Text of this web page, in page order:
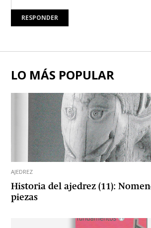
RESPONDER
LO MÁS POPULAR
AJEDREZ
Historia del ajedrez (11):
piezas